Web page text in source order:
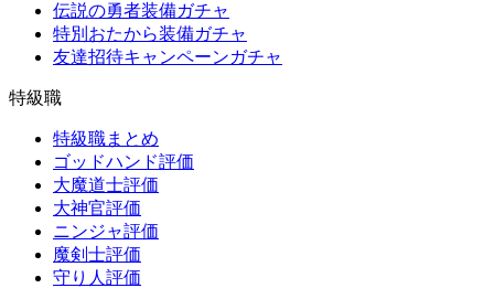
伝説の勇者装備ガチャ
特別おたから装備ガチャ
友達招待キャンペーンガチャ
特級職
特級職まとめ
ゴッドハンド評価
大魔道士評価
大神官評価
ニンジャ評価
魔剣士評価
守り人評価